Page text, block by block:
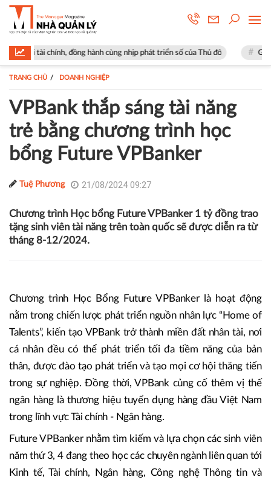
đồng hành cùng nhịp phát triển số của Thủ đô Góp ý sửa đổi
TRANG CHỦ DOANH NGHIỆP
VPBank thắp sáng tài năng
trẻ bằng chương trình học
bổng Future VPBanker
Tuệ Phương 21/08/2024 09:27
Chương trình Học bổng Future VPBanker 1 tỷ đồng trao
tặng sinh viên tài năng trên toàn quốc sẽ được diễn ra từ
tháng 8-12/2024.
Chương trình Học Bổng Future VPBanker là hoạt động
nằm trong chiến lược phát triển nguồn nhân lực “Home of
Talents”, kiến tạo VPBank trở thành miền đất nhân tài, nơi
cá nhân đều có thể phát triển tối đa tiềm năng của bản
thân, được đào tạo phát triển và tạo mọi cơ hội thăng tiến
trong sự nghiệp. Đồng thời, VPBank củng cố thêm vị thế
ngân hàng là thương hiệu tuyển dụng hàng đầu Việt Nam
trong lĩnh vực Tài chính - Ngân hàng.
Future VPBanker nhằm tìm kiếm và lựa chọn các sinh viên
năm thứ 3, 4 đang theo học các chuyên ngành liên quan tới
Kinh tế, Tài chính, Ngân hàng, Công nghệ Thông tin và